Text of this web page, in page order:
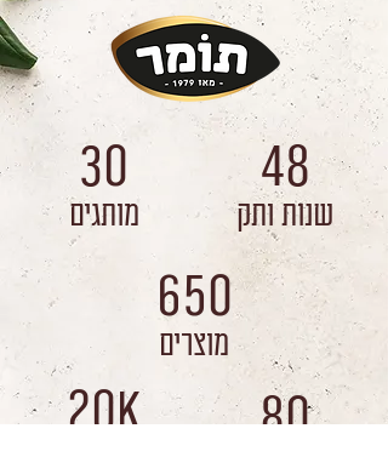
30
מותגים
48
שנות ותק
650
מוצרים
20K 80